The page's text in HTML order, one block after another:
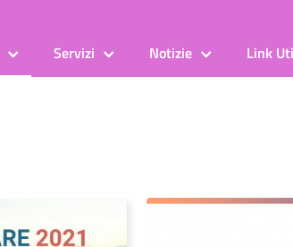
Servizi Notizie Link